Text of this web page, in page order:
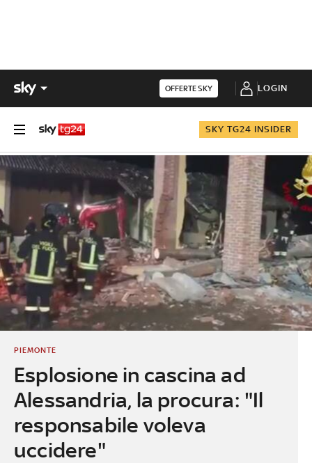
OFFERTE SKY LOGIN
SKY TG24 INSIDER
Esplosione in cascina ad
Alessandria, la procura: "Il
responsabile voleva
uccidere"
PIEMONTE